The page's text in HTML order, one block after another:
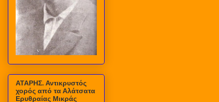
ΑΤΑΡΗΣ. Αντικρυστός
χορός από τα Αλάτσατα
Ερυθραίας Μικράς